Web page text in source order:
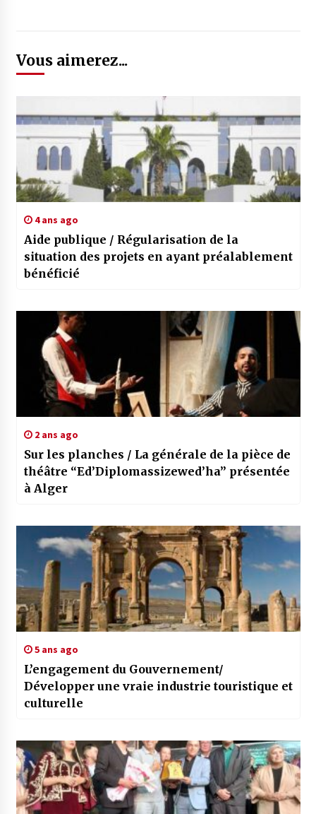
Vous aimerez...
4 ans ago
Aide publique / Régularisation de la
situation des projets en ayant préalablement
bénéficié
2 ans ago
Sur les planches / La générale de la pièce de
théâtre “Ed’Diplomassizewed’ha” présentée
à Alger
5 ans ago
L’engagement du Gouvernement/
Développer une vraie industrie touristique et
culturelle